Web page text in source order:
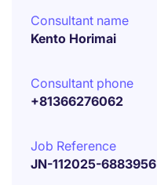
Consultant name
Kento Horimai
Consultant phone
+81366276062
Job Reference
JN-112025-6883956